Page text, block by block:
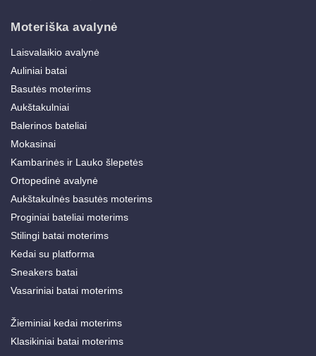
Moteriška avalynė
Laisvalaikio avalynė
Auliniai batai
Basutės moterims
Aukštakulniai
Balerinos bateliai
Mokasinai
Kambarinės ir Lauko šlepetės
Ortopedinė avalynė
Aukštakulnės basutės moterims
Proginiai bateliai moterims
Stilingi batai moterims
Kedai su platforma
Sneakers batai
Vasariniai batai moterims
Žieminiai kedai moterims
Klasikiniai batai moterims